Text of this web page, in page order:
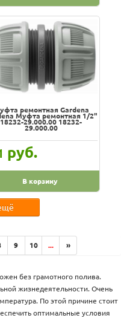
ремонтная Gardena
Муфта ремонтная 1/2"
18232-29.000.00 18232-
29.000.00
руб.
В корзину
9 10 ... »
без грамотного полива.
жизнедеятельности. Очень
По этой причине стоит
оптимальные условия